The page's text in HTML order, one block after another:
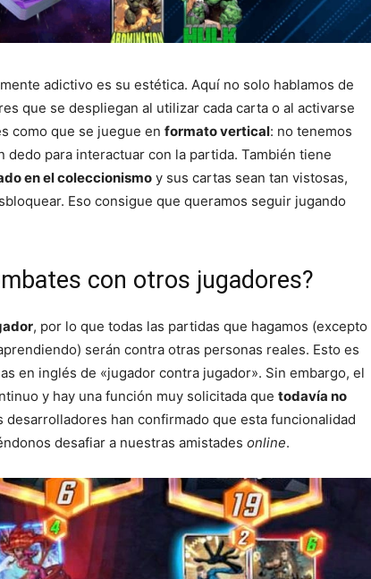
adictivo es su estética. Aquí no solo hablamos de
que se despliegan al utilizar cada carta o al activarse
como que se juegue en formato vertical: no tenemos
para interactuar con la partida. También tiene
en el coleccionismo y sus cartas sean tan vistosas,
Eso consigue que queramos seguir jugando
con otros jugadores?
, por lo que todas las partidas que hagamos (excepto
serán contra otras personas reales. Esto es
en inglés de «jugador contra jugador». Sin embargo, el
y hay una función muy solicitada que todavía no
desarrolladores han confirmado que esta funcionalidad
desafiar a nuestras amistades online.